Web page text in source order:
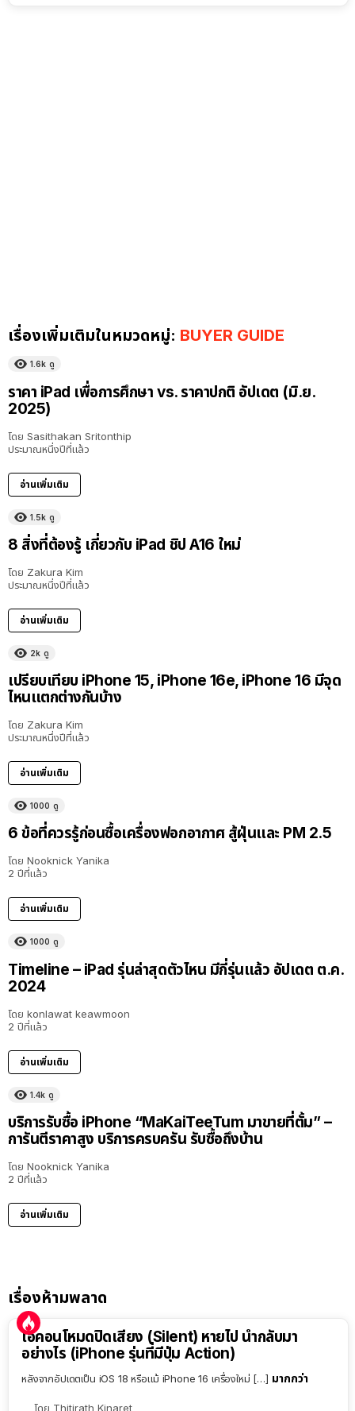
เรื่องเพิ่มเติมในหมวดหมู่: BUYER GUIDE
1.6k ดู
ราคา iPad เพื่อการศึกษา vs. ราคาปกติ อัปเดต (มิ.ย.
2025)
โดย Sasithakan Sritonthip
ประมาณหนึ่งปีที่แล้ว
อ่านเพิ่มเติม
1.5k ดู
8 สิ่งที่ต้องรู้ เกี่ยวกับ iPad ชิป A16 ใหม่
โดย Zakura Kim
ประมาณหนึ่งปีที่แล้ว
อ่านเพิ่มเติม
2k ดู
เปรียบเทียบ iPhone 15, iPhone 16e, iPhone 16 มีจุด
ไหนแตกต่างกันบ้าง
โดย Zakura Kim
ประมาณหนึ่งปีที่แล้ว
อ่านเพิ่มเติม
1000 ดู
6 ข้อที่ควรรู้ก่อนซื้อเครื่องฟอกอากาศ สู้ฝุ่นและ PM 2.5
โดย Nooknick Yanika
2 ปีที่แล้ว
อ่านเพิ่มเติม
1000 ดู
Timeline – iPad รุ่นล่าสุดตัวไหน มีกี่รุ่นแล้ว อัปเดต ต.ค.
2024
โดย konlawat keawmoon
2 ปีที่แล้ว
อ่านเพิ่มเติม
1.4k ดู
บริการรับซื้อ iPhone “MaKaiTeeTum มาขายที่ตั้ม” –
การันตีราคาสูง บริการครบครัน รับซื้อถึงบ้าน
โดย Nooknick Yanika
2 ปีที่แล้ว
อ่านเพิ่มเติม
เรื่องห้ามพลาด
ไอคอนโหมดปิดเสียง (Silent) หายไป นำกลับมา
อย่างไร (iPhone รุ่นที่มีปุ่ม Action)
หลังจากอัปเดตเป็น iOS 18 หรือแม้ iPhone 16 เครื่องใหม่ […] มากกว่า
โดย Thitirath Kinaret